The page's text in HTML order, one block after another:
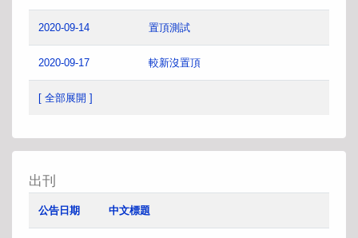
2020-09-14 置頂測試
2020-09-17 較新沒置頂
[ 全部展開 ]
出刊
公告日期 中文標題